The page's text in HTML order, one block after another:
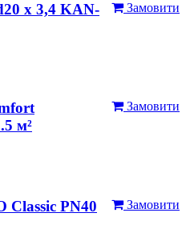
Замовити
х 3,4 KAN-
Замовити
м²
Замовити
Classic PN40